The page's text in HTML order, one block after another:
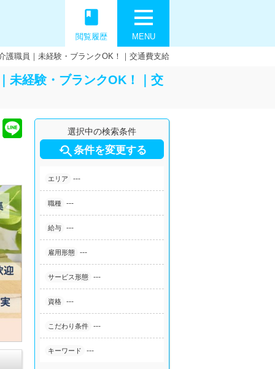
MENU
book
閲覧履歴
護職員｜未経験・ブランクOK！｜交通費支給
未経験・ブランクOK！｜交
選択中の検索条件
条件を変更する
エリア ---
職種 ---
給与 ---
雇用形態 ---
サービス形態 ---
資格 ---
こだわり条件 ---
キーワード ---